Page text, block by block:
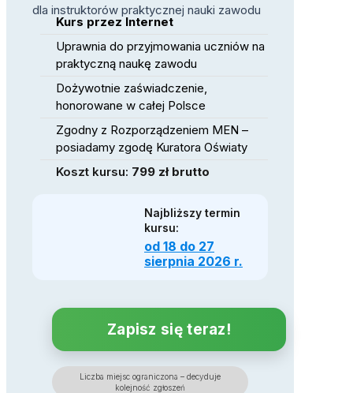
dla instruktorów praktycznej nauki zawodu
Kurs przez Internet
Uprawnia do przyjmowania uczniów na
praktyczną naukę zawodu
Dożywotnie zaświadczenie,
honorowane w całej Polsce
Zgodny z Rozporządzeniem MEN –
posiadamy zgodę Kuratora Oświaty
Koszt kursu: 799 zł brutto
Najbliższy termin
kursu:
od 18 do 27
sierpnia 2026 r.
Zapisz się teraz!
Liczba miejsc ograniczona – decyduje
kolejność zgłoszeń